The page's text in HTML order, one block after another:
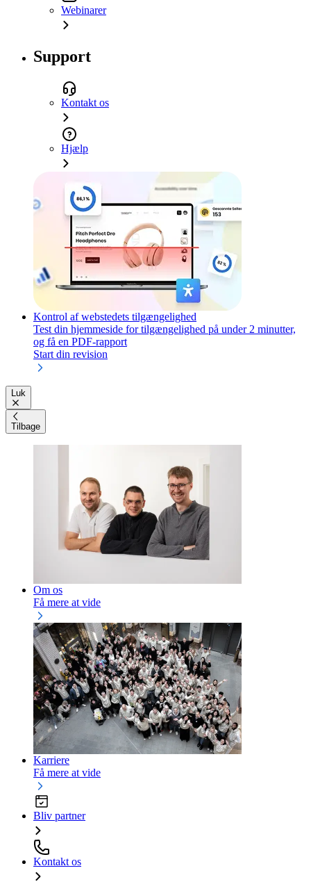
Webinarer
Support
Kontakt os
Hjælp
Kontrol af webstedets tilgængelighed
Test din hjemmeside for tilgængelighed på under 2 minutter,
og få en PDF-rapport
Start din revision
Luk
Tilbage
Om os
Få mere at vide
Karriere
Få mere at vide
Bliv partner
Kontakt os